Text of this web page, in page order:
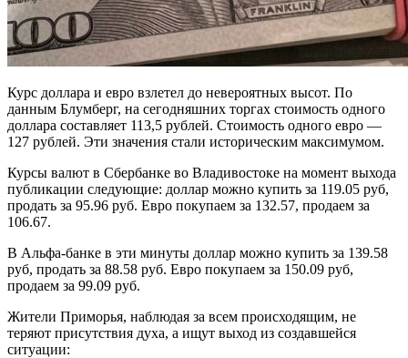
Курс доллара и евро взлетел до невероятных высот. По
данным Блумберг, на сегодняшних торгах стоимость одного
доллара составляет 113,5 рублей. Стоимость одного евро —
127 рублей. Эти значения стали историческим максимумом.
Курсы валют в Сбербанке во Владивостоке на момент выхода
публикации следующие: доллар можно купить за 119.05 руб,
продать за 95.96 руб. Евро покупаем за 132.57, продаем за
106.67.
В Альфа-банке в эти минуты доллар можно купить за 139.58
руб, продать за 88.58 руб. Евро покупаем за 150.09 руб,
продаем за 99.09 руб.
Жители Приморья, наблюдая за всем происходящим, не
теряют присутствия духа, а ищут выход из создавшейся
ситуации: